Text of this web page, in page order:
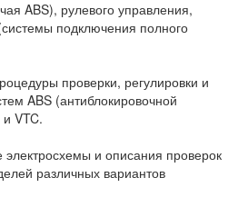
ABS), рулевого управления,
подключения полного
проверки, регулировки и
ABS (антиблокировочной
VTC.
и описания проверок
различных вариантов